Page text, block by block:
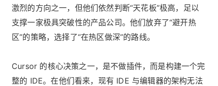
激烈的方向之一，但他们依然判断“天花板”极高，足以
支撑一家极具突破性的产品公司。他们放弃了“避开热
区”的策略，选择了“在热区做深”的路线。
Cursor 的核心决策之一，是不做插件，而是构建一个完
整的 IDE。在他们看来，现有 IDE 与编辑器的架构无法